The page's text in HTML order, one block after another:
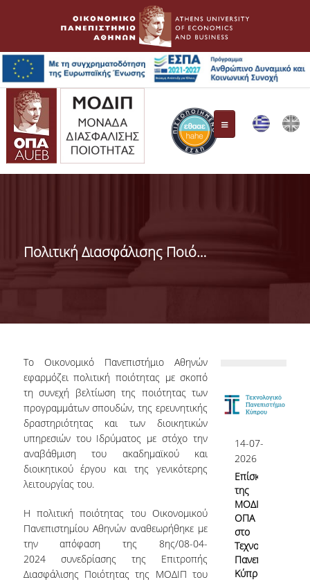
ΜΟ.ΔΙ.Π.
Όργανα Διασφάλισης Ποιότητας
Αρμοδιότητες Υπηρεσίας
Γνώρισε την ΜΟΔΙΠ
Νομικό Πλαίσιο
ΕΣΠΑ ΜΟΔΙΠ
ΕΣΠΑ 2020-23
ΕΣΠΑ 2007-13
Σύστημα Διασφάλισης Ποιότητας
Πολιτική Διασφάλισης Ποιότητας
Το Οικονομικό Πανεπιστήμιο Αθηνών
εφαρμόζει πολιτική ποιότητας με σκοπό
τη συνεχή βελτίωση της ποιότητας των
προγραμμάτων σπουδών, της ερευνητικής
δραστηριότητας και των διοικητικών
υπηρεσιών του Ιδρύματος με στόχο την
αναβάθμιση του ακαδημαϊκού και
διοικητικού έργου και της γενικότερης
λειτουργίας του.
Η πολιτική ποιότητας του Οικονομικού
Πανεπιστημίου Αθηνών αναθεωρήθηκε με
την απόφαση της 8ης/08-04-
2024 συνεδρίασης της Επιτροπής
Διασφάλισης Ποιότητας της ΜΟΔΙΠ του
14-07-
2026
Επίσκεψη
της
ΜΟΔΙΠ
ΟΠΑ
στο
Τεχνολογικό
Πανεπιστήμιο
Κύπρου